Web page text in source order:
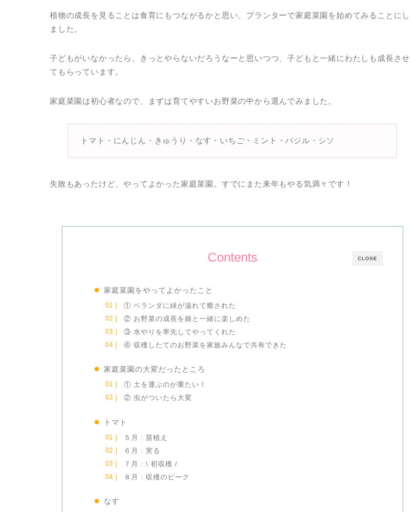
植物の成長を見ることは食育にもつながるかと思い、プランターで家庭菜園を始めてみることにし
ました。
子どもがいなかったら、きっとやらないだろうなーと思いつつ、子どもと一緒にわたしも成長させ
てもらっています。
家庭菜園は初心者なので、まずは育てやすいお野菜の中から選んでみました。
トマト・にんじん・きゅうり・なす・いちご・ミント・バジル・シソ
失敗もあったけど、やってよかった家庭菜園。すでにまた来年もやる気満々です！
CLOSE
Contents
家庭菜園をやってよかったこと
① ベランダに緑が溢れて癒された
② お野菜の成長を娘と一緒に楽しめた
③ 水やりを率先してやってくれた
④ 収穫したてのお野菜を家族みんなで共有できた
家庭菜園の大変だったところ
① 土を運ぶのが重たい！
② 虫がついたら大変
トマト
５月 : 苗植え
６月 : 実る
７月 : \ 初収穫 /
８月 : 収穫のピーク
なす